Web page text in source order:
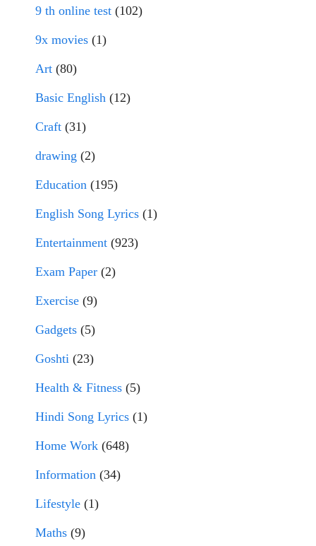
9 th online test (102)
9x movies (1)
Art (80)
Basic English (12)
Craft (31)
drawing (2)
Education (195)
English Song Lyrics (1)
Entertainment (923)
Exam Paper (2)
Exercise (9)
Gadgets (5)
Goshti (23)
Health & Fitness (5)
Hindi Song Lyrics (1)
Home Work (648)
Information (34)
Lifestyle (1)
Maths (9)